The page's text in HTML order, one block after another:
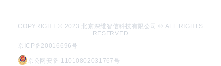
COPYRIGHT © 2023 北京深维智信科技有限公司 ® ALL RIGHTS
RESERVED
京ICP备20016696号
京公网安备 11010802031767号